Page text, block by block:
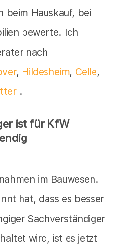
beim Hauskauf, bei
bewerte. Ich
nach
, Hildesheim, Celle,
.
ist für KfW
im Bauwesen.
hat, dass es besser
Sachverständiger
wird, ist es jetzt